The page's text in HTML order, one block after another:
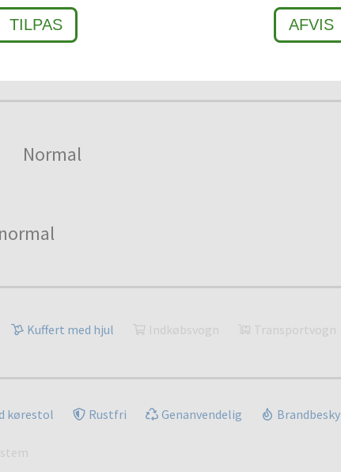
TILPAS AFVIS
Normal
normal
Kuffert med hjul Indkøbsvogn Transportvogn
kørestol Rustfri Genanvendelig